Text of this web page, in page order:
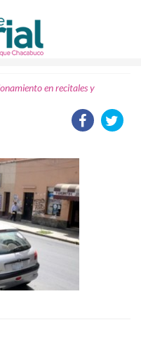
en recitales y